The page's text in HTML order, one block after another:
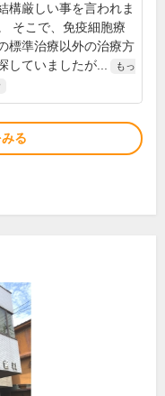
構厳しい事を言われま
そこで、免疫細胞療
標準治療以外の治療方
していましたが...
もっ
る